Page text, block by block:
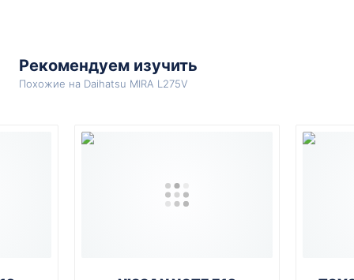
Рекомендуем изучить
Похожие на Daihatsu MIRA L275V